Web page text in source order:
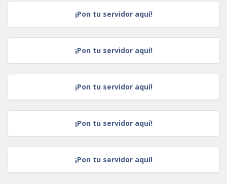
¡Pon tu servidor aquí!
¡Pon tu servidor aquí!
¡Pon tu servidor aquí!
¡Pon tu servidor aquí!
¡Pon tu servidor aquí!